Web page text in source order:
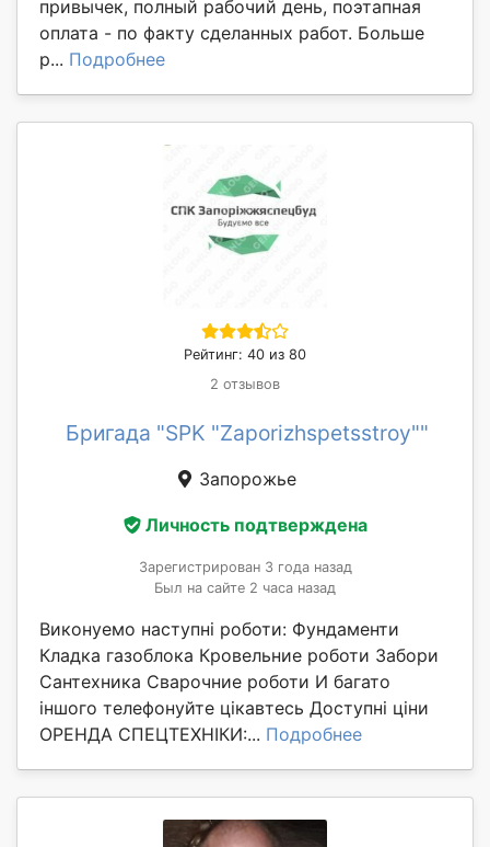
привычек, полный рабочий день, поэтапная
оплата - по факту сделанных работ. Больше
р... Подробнее
Рейтинг: 40 из 80
2 отзывов
Бригада "SPK "Zaporizhspetsstroy""
Запорожье
Личность подтверждена
Зарегистрирован 3 года назад
Был на сайте 2 часа назад
Виконуемо наступні роботи: Фундаменти
Кладка газоблока Кровельние роботи Забори
Сантехника Сварочние роботи И багато
іншого телефонуйте цікавтесь Доступні ціни
ОРЕНДА СПЕЦТЕХНІКИ:... Подробнее